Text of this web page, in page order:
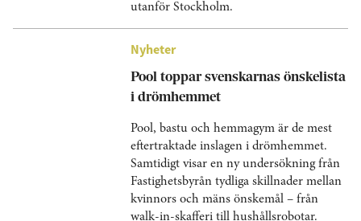
utanför Stockholm.
Nyheter
Pool toppar svenskarnas önskelista
i drömhemmet
Pool, bastu och hemmagym är de mest
eftertraktade inslagen i drömhemmet.
Samtidigt visar en ny undersökning från
Fastighetsbyrån tydliga skillnader mellan
kvinnors och mäns önskemål – från
walk-in-skafferi till hushållsrobotar.